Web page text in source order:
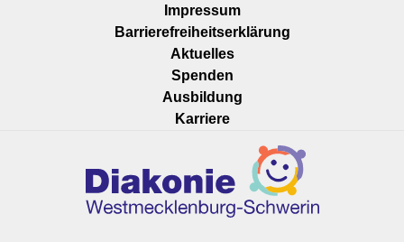
Impressum
Barrierefreiheitserklärung
Navigation
überspringen
Aktuelles
Spenden
Ausbildung
Karriere